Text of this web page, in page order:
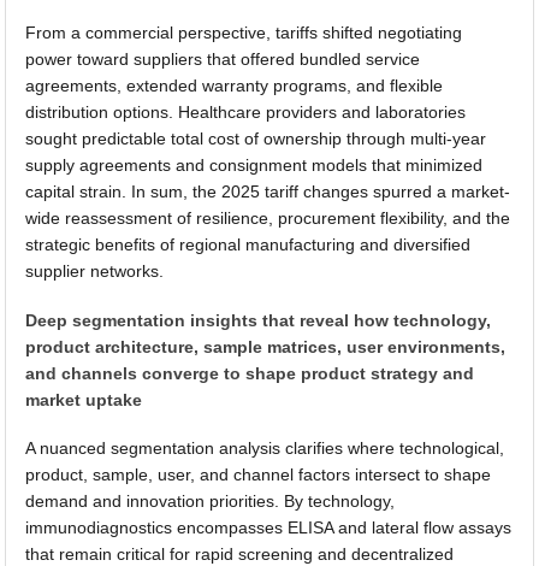
From a commercial perspective, tariffs shifted negotiating
power toward suppliers that offered bundled service
agreements, extended warranty programs, and flexible
distribution options. Healthcare providers and laboratories
sought predictable total cost of ownership through multi-year
supply agreements and consignment models that minimized
capital strain. In sum, the 2025 tariff changes spurred a market-
wide reassessment of resilience, procurement flexibility, and the
strategic benefits of regional manufacturing and diversified
supplier networks.
Deep segmentation insights that reveal how technology,
product architecture, sample matrices, user environments,
and channels converge to shape product strategy and
market uptake
A nuanced segmentation analysis clarifies where technological,
product, sample, user, and channel factors intersect to shape
demand and innovation priorities. By technology,
immunodiagnostics encompasses ELISA and lateral flow assays
that remain critical for rapid screening and decentralized